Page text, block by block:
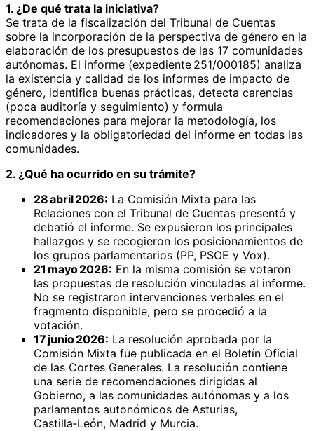
1. ¿De qué trata la iniciativa?
Se trata de la fiscalización del Tribunal de Cuentas
sobre la incorporación de la perspectiva de género en la
elaboración de los presupuestos de las 17 comunidades
autónomas. El informe (expediente 251/000185) analiza
la existencia y calidad de los informes de impacto de
género, identifica buenas prácticas, detecta carencias
(poca auditoría y seguimiento) y formula
recomendaciones para mejorar la metodología, los
indicadores y la obligatoriedad del informe en todas las
comunidades.
2. ¿Qué ha ocurrido en su trámite?
28 abril 2026: La Comisión Mixta para las
Relaciones con el Tribunal de Cuentas presentó y
debatió el informe. Se expusieron los principales
hallazgos y se recogieron los posicionamientos de
los grupos parlamentarios (PP, PSOE y Vox).
21 mayo 2026: En la misma comisión se votaron
las propuestas de resolución vinculadas al informe.
No se registraron intervenciones verbales en el
fragmento disponible, pero se procedió a la
votación.
17 junio 2026: La resolución aprobada por la
Comisión Mixta fue publicada en el Boletín Oficial
de las Cortes Generales. La resolución contiene
una serie de recomendaciones dirigidas al
Gobierno, a las comunidades autónomas y a los
parlamentos autonómicos de Asturias,
Castilla‑León, Madrid y Murcia.